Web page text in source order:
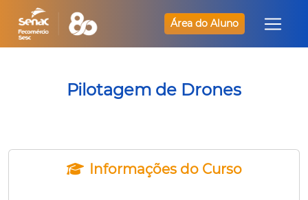
Área do Aluno
Pilotagem de Drones
Informações do Curso